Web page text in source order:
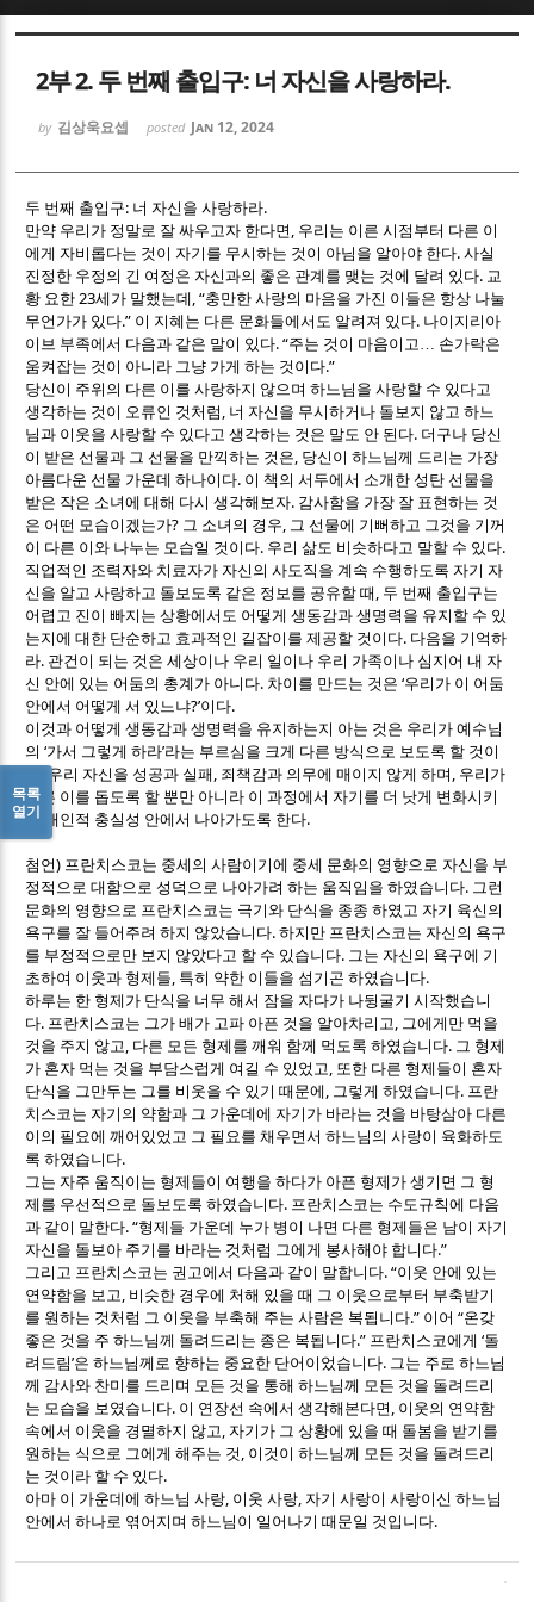
2부 2. 두 번째 출입구: 너 자신을 사랑하라.
by 김상욱요셉 posted Jan 12, 2024
두 번째 출입구: 너 자신을 사랑하라.
만약 우리가 정말로 잘 싸우고자 한다면 , 우리는 이른 시점부터 다른 이
에게 자비롭다는 것이 자기를 무시하는 것이 아님을 알아야 한다.사실
진정한 우정의 긴 여정은 자신과의 좋은 관계를 맺는 것에 달려 있다. 교
황 요한 23세가 말했는데 , “충만한 사랑의 마음을 가진 이들은 항상 나눌
무언가가 있다.” 이 지혜는 다른 문화들에서도 알려져 있다. 나이지리아
이브 부족에서 다음과 같은 말이 있다. “주는 것이 마음이고
손가락은
움켜잡는 것이 아니라 그냥 가게 하는 것이다.”
당신이 주위의 다른 이를 사랑하지 않으며 하느님을 사랑할 수 있다고
생각하는 것이 오류인 것처럼 , 너 자신을 무시하거나 돌보지 않고 하느
님과 이웃을 사랑할 수 있다고 생각하는 것은 말도 안 된다. 더구나 당신
이 받은 선물과 그 선물을 만끽하는 것은, 당신이 하느님께 드리는 가장
아름다운 선물 가운데 하나이다. 이 책의 서두에서 소개한 성탄 선물을
받은 작은 소녀에 대해 다시 생각해보자. 감사함을 가장 잘 표현하는 것
은 어떤 모습이겠는가? 그 소녀의 경우, 그 선물에 기뻐하고 그것을 기꺼
이 다른 이와 나누는 모습일 것이다. 우리 삶도 비슷하다고 말할 수 있다.
직업적인 조력자와 치료자가 자신의 사도직을 계속 수행하도록 자기 자
신을 알고 사랑하고 돌보도록 같은 정보를 공유할 때 , 두 번째 출입구는
어렵고 진이 빠지는 상황에서도 어떻게 생동감과 생명력을 유지할 수 있
는지에 대한 단순하고 효과적인 길잡이를 제공할 것이다. 다음을 기억하
라. 관건이 되는 것은 세상이나 우리 일이나 우리 가족이나 심지어 내 자
신 안에 있는 어둠의 총계가 아니다. 차이를 만드는 것은‘우리가 이 어둠
안에서 어떻게 서 있느냐?’이다.
이것과 어떻게 생동감과 생명력을 유지하는지 아는 것은 우리가 예수님
의‘가서 그렇게 하라’라는 부르심을 크게 다른 방식으로 보도록 할 것이
우리 자신을 성공과 실패 , 죄책감과 의무에 매이지 않게 하며 , 우리가
다른 이를 돕도록 할 뿐만 아니라 이 과정에서 자기를 더 낫게 변화시키
는 개인적 충실성 안에서 나아가도록 한다.
첨언) 프란치스코는 중세의 사람이기에 중세 문화의 영향으로 자신을 부
정적으로 대함으로 성덕으로 나아가려 하는 움직임을 하였습니다. 그런
문화의 영향으로 프란치스코는 극기와 단식을 종종 하였고 자기 육신의
욕구를 잘 들어주려 하지 않았습니다.하지만 프란치스코는 자신의 욕구
를 부정적으로만 보지 않았다고 할 수 있습니다. 그는 자신의 욕구에 기
초하여 이웃과 형제들, 특히 약한 이들을 섬기곤 하였습니다.
하루는 한 형제가 단식을 너무 해서 잠을 자다가 나뒹굴기 시작했습니
다. 프란치스코는 그가 배가 고파 아픈 것을 알아차리고 , 그에게만 먹을
것을 주지 않고 , 다른 모든 형제를 깨워 함께 먹도록 하였습니다. 그 형제
가 혼자 먹는 것을 부담스럽게 여길 수 있었고 , 또한 다른 형제들이 혼자
단식을 그만두는 그를 비웃을 수 있기 때문에 , 그렇게 하였습니다. 프란
치스코는 자기의 약함과 그 가운데에 자기가 바라는 것을 바탕삼아 다른
이의 필요에 깨어있었고 그 필요를 채우면서 하느님의 사랑이 육화하도
록 하였습니다.
그는 자주 움직이는 형제들이 여행을 하다가 아픈 형제가 생기면 그 형
제를 우선적으로 돌보도록 하였습니다. 프란치스코는 수도규칙에 다음
과 같이 말한다. “형제들 가운데 누가 병이 나면 다른 형제들은 남이 자기
자신을 돌보아 주기를 바라는 것처럼 그에게 봉사해야 합니다.”
그리고 프란치스코는 권고에서 다음과 같이 말합니다. “이웃 안에 있는
연약함을 보고 , 비슷한 경우에 처해 있을 때 그 이웃으로부터 부축받기
를 원하는 것처럼 그 이웃을 부축해 주는 사람은 복됩니다.” 이어“온갖
좋은 것을 주 하느님께 돌려드리는 종은 복됩니다.” 프란치스코에게‘돌
려드림’은 하느님께로 향하는 중요한 단어이었습니다. 그는 주로 하느님
께 감사와 찬미를 드리며 모든 것을 통해 하느님께 모든 것을 돌려드리
는 모습을 보였습니다. 이 연장선 속에서 생각해본다면 , 이웃의 연약함
속에서 이웃을 경멸하지 않고 ,자기가 그 상황에 있을 때 돌봄을 받기를
원하는 식으로 그에게 해주는 것 , 이것이 하느님께 모든 것을 돌려드리
는 것이라 할 수 있다.
아마 이 가운데에 하느님 사랑, 이웃 사랑,자기 사랑이 사랑이신 하느님
안에서 하나로 엮어지며 하느님이 일어나기 때문일 것입니다.
목록
열기
Sketchbook5, 스케치북5
Sketchbook5, 스케치북5
Sketchbook5, 스케치북5
Sketchbook5, 스케치북5